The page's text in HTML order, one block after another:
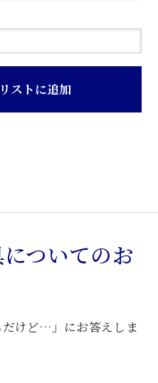
ストに追加
ついてのお
だけど…」にお答えしま